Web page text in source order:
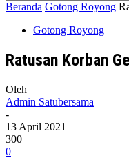
Beranda Gotong Royong
Gotong Royong
Ratusan Korban
Oleh
Admin Satubersama
-
13 April 2021
300
0